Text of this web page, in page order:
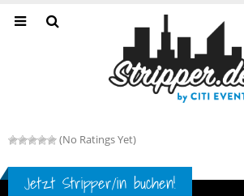
(No Ratings Yet)
Jetzt Stripper/in buchen!